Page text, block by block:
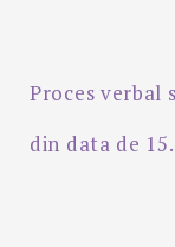
Proces verbal
din data de